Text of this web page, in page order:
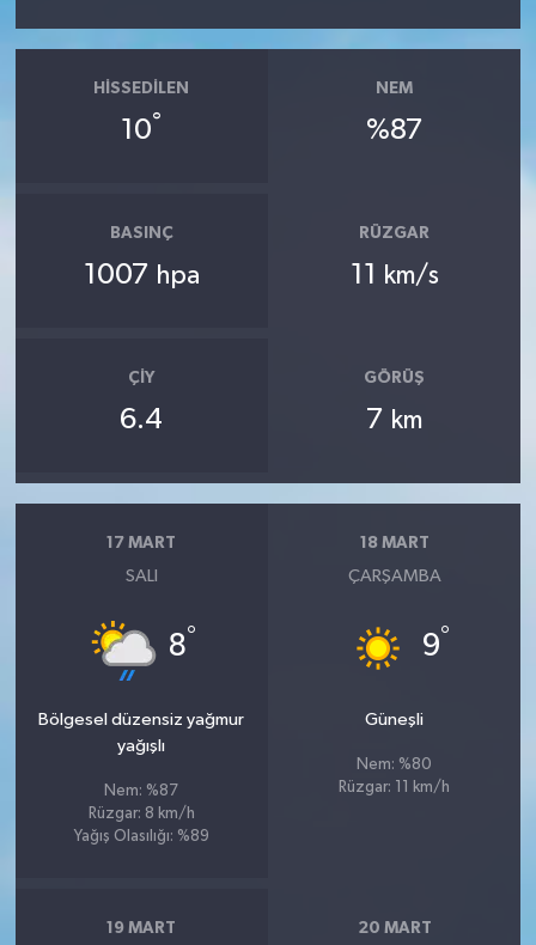
HISSEDILEN
10°
NEM
%87
BASINÇ
1007 hpa
RÜZGAR
11 km/s
ÇIY
6.4
GÖRÜŞ
7 km
17 MART
SALI
8°
Bölgesel düzensiz yağmur
yağışlı
Nem: %87
Rüzgar: 8 km/h
Yağış Olasılığı: %89
18 MART
ÇARŞAMBA
9°
Güneşli
Nem: %80
Rüzgar: 11 km/h
19 MART 20 MART